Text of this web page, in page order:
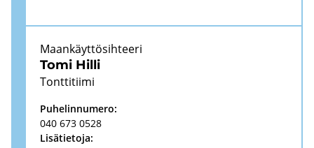
Tomi Hilli
Maan­käyt­tö­sih­tee­ri
Tont­ti­tii­mi
Pu­he­lin­nu­me­ro:
040 673 0528
Li­sä­tie­to­ja: